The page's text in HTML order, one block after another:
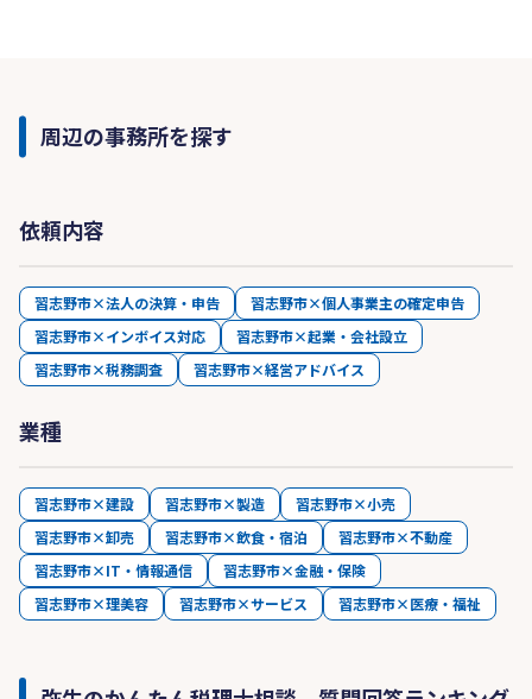
周辺の事務所を探す
依頼内容
習志野市×法人の決算・申告
習志野市×個人事業主の確定申告
習志野市×インボイス対応
習志野市×起業・会社設立
習志野市×税務調査
習志野市×経営アドバイス
業種
習志野市×建設 習志野市×製造
習志野市×小売
習志野市×卸売
習志野市×飲食・宿泊
習志野市×不動産
習志野市×IT・情報通信
習志野市×金融・保険
習志野市×理美容
習志野市×サービス 習志野市×医療・福祉